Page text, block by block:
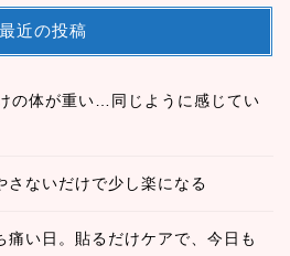
最近の投稿
の体が重い…同じように感じてい
さないだけで少し楽になる
痛い日。貼るだけケアで、今日も